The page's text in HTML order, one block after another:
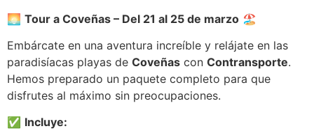
🌅 Tour a Coveñas – Del 21 al 25 de marzo 🏖
Embárcate en una aventura increíble y relájate en las
paradisíacas playas de Coveñas con Contransporte.
Hemos preparado un paquete completo para que
disfrutes al máximo sin preocupaciones.
✅ Incluye: